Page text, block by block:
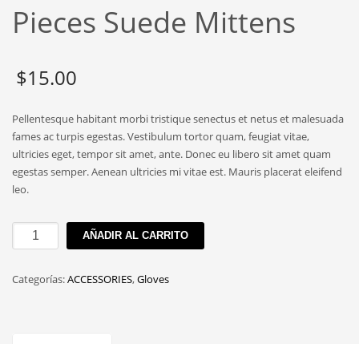
Pieces Suede Mittens
$15.00
Pellentesque habitant morbi tristique senectus et netus et malesuada
fames ac turpis egestas. Vestibulum tortor quam, feugiat vitae,
ultricies eget, tempor sit amet, ante. Donec eu libero sit amet quam
egestas semper. Aenean ultricies mi vitae est. Mauris placerat eleifend
leo.
Pieces
Suede
cantidad
AÑADIR AL CARRITO
Categorías:ACCESSORIES,Gloves